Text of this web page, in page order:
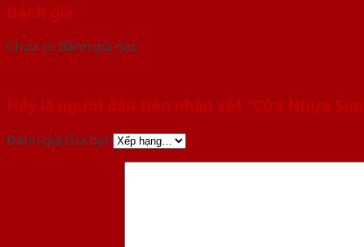
Đánh giá
Chưa có đánh giá nào.
Hãy là người đầu tiên nhận xét “Cửa Nhựa
Đánh giá của bạn